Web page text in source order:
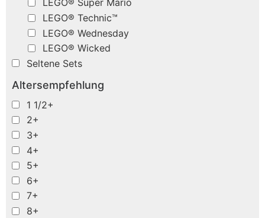
LEGO® Super Mario
LEGO® Technic™
LEGO® Wednesday
LEGO® Wicked
Seltene Sets
Altersempfehlung
1 1/2+
2+
3+
4+
5+
6+
7+
8+